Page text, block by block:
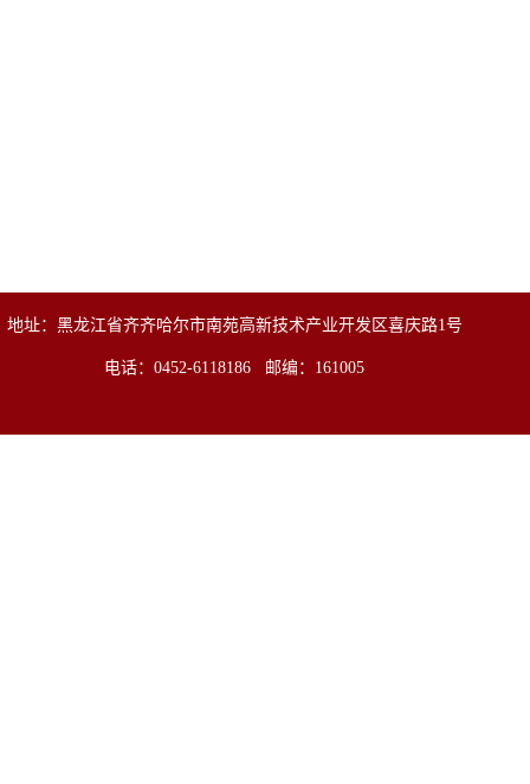
地址：黑龙江省齐齐哈尔市南苑高新技术产业开发区喜庆路1号
电话：0452-6118186 邮编：161005